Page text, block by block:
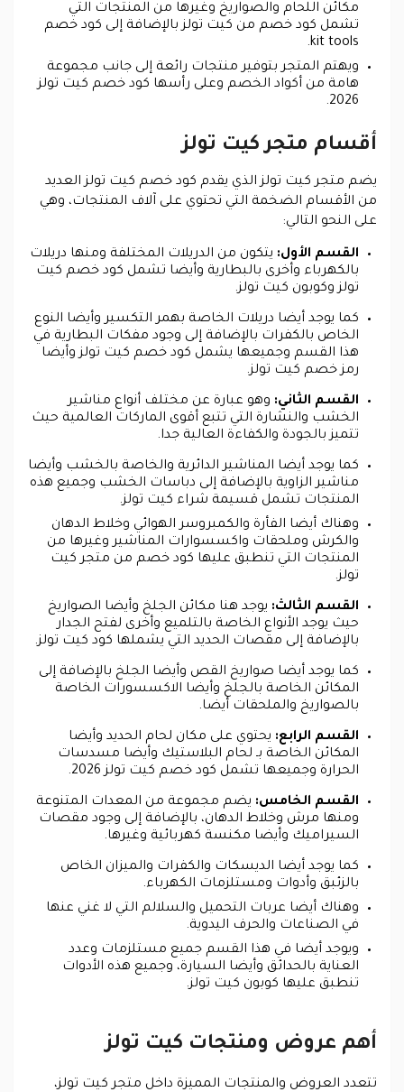
مكائن اللحام والصواريخ وغيرها من المنتجات التي
تشمل كود خصم من كيت تولز بالإضافة إلى كود خصم
kit tools.
ويهتم المتجر بتوفير منتجات رائعة إلى جانب مجموعة
هامة من أكواد الخصم وعلى رأسها كود خصم كيت تولز
2026.
أقسام متجر كيت تولز
يضم متجر كيت تولز الذي يقدم كود خصم كيت تولز العديد
من الأقسام الضخمة التي تحتوي على آلاف المنتجات، وهي
على النحو التالي:
القسم الأول: يتكون من الدريلات المختلفة ومنها دريلات
بالكهرباء وأخرى بالبطارية وأيضا تشمل كود خصم كيت
تولز وكوبون كيت تولز.
كما يوجد أيضا دريلات الخاصة بهمر التكسير وأيضا النوع
الخاص بالكفرات بالإضافة إلى وجود مفكات البطارية في
هذا القسم وجميعها يشمل كود خصم كيت تولز وأيضا
رمز خصم كيت تولز.
القسم الثاني: وهو عبارة عن مختلف أنواع مناشير
الخشب والنشارة التي تتبع أقوى الماركات العالمية حيث
تتميز بالجودة والكفاءة العالية جدا.
كما يوجد أيضا المناشير الدائرية والخاصة بالخشب وأيضا
مناشير الزاوية بالإضافة إلى دباسات الخشب وجميع هذه
المنتجات تشمل قسيمة شراء كيت تولز.
وهناك أيضا الفأرة والكمبروسر الهوائي وخلاط الدهان
والكرش وملحقات واكسسوارات المناشير وغيرها من
المنتجات التي تنطبق عليها كود خصم من متجر كيت
تولز.
القسم الثالث: يوجد هنا مكائن الجلخ وأيضا الصواريخ
حيث يوجد الأنواع الخاصة بالتلميع وأخرى لفتح الجدار
بالإضافة إلى مقصات الحديد التي يشملها كود كيت تولز.
كما يوجد أيضا صواريخ القص وأيضا الجلخ بالإضافة إلى
المكائن الخاصة بالجلخ وأيضا الاكسسورات الخاصة
بالصواريخ والملحقات أيضا.
القسم الرابع: يحتوي على مكان لحام الحديد وأيضا
المكائن الخاصة بـ لحام البلاستيك وأيضا مسدسات
الحرارة وجميعها تشمل كود خصم كيت تولز 2026.
القسم الخامس: يضم مجموعة من المعدات المتنوعة
ومنها مرش وخلاط الدهان، بالإضافة إلى وجود مقصات
السيراميك وأيضا مكنسة كهربائية وغيرها.
كما يوجد أيضا الديسكات والكفرات والميزان الخاص
بالزئبق وأدوات ومستلزمات الكهرباء.
وهناك أيضا عربات التحميل والسلالم التي لا غني عنها
في الصناعات والحرف اليدوية.
ويوجد أيضا في هذا القسم جميع مستلزمات وعدد
العناية بالحدائق وأيضا السيارة، وجميع هذه الأدوات
تنطبق عليها كوبون كيت تولز.
أهم عروض ومنتجات كيت تولز
تتعدد العروض والمنتجات المميزة داخل متجر كيت تولز،